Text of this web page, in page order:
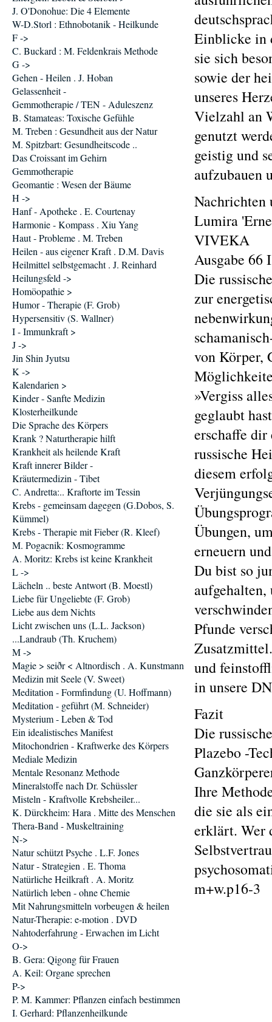
Einblicke in
sie sich
sowie der
unseres
Vielzahl an
genutzt
geistig und
aufzubauen
Nachrichten
Lumira
VIVEKA
Ausgabe 66
Die
zur
von Körper,
»Vergiss
geglaubt
erschaffe
russische
diesem
Übungen,
erneuern
Du bist so
aufgehalten,
Pfunde
und
in unsere
Fazit
Die
Plazebo -
Ihre
die sie als
erklärt. Wer
m+w.p16-3
J. O'Donohue: Die 4 Elemente
W-D.Storl : Ethnobotanik - Heilkunde
F ->
C. Buckard : M. Feldenkrais Methode
G ->
Gehen - Heilen . J. Hoban
Gelassenheit -
Gemmotherapie / TEN - Aduleszenz
B. Stamateas: Toxische Gefühle
M. Treben : Gesundheit aus der Natur
M. Spitzbart: Gesundheitscode ..
Das Croissant im Gehirn
Gemmotherapie
Geomantie : Wesen der Bäume
H ->
Hanf - Apotheke . E. Courtenay
Harmonie - Kompass . Xiu Yang
Haut - Probleme . M. Treben
Heilen - aus eigener Kraft . D.M. Davis
Heilmittel selbstgemacht . J. Reinhard
Heilungsfeld ->
Homöopathie >
Humor - Therapie (F. Grob)
Hypersensitiv (S. Wallner)
I - Immunkraft >
J ->
Jin Shin Jyutsu
K ->
Kalendarien >
Kinder - Sanfte Medizin
Klosterheilkunde
Die Sprache des Körpers
Krank ? Naturtherapie hilft
Krankheit als heilende Kraft
Kraft innerer Bilder -
Kräutermedizin - Tibet
C. Andretta:.. Kraftorte im Tessin
Krebs - gemeinsam dagegen (G.Dobos, S.
Kümmel)
Krebs - Therapie mit Fieber (R. Kleef)
M. Pogacnik: Kosmogramme
A. Moritz: Krebs ist keine Krankheit
L ->
Lächeln .. beste Antwort (B. Moestl)
Liebe für Ungeliebte (F. Grob)
Liebe aus dem Nichts
Licht zwischen uns (L.L. Jackson)
...Landraub (Th. Kruchem)
M ->
Magie > seiðr < Altnordisch . A. Kunstmann
Medizin mit Seele (V. Sweet)
Meditation - Formfindung (U. Hoffmann)
Meditation - geführt (M. Schneider)
Mysterium - Leben & Tod
Ein idealistisches Manifest
Mitochondrien - Kraftwerke des Körpers
Mediale Medizin
Mentale Resonanz Methode
Mineralstoffe nach Dr. Schüssler
Misteln - Kraftvolle Krebsheiler...
K. Dürckheim: Hara . Mitte des Menschen
Thera-Band - Muskeltraining
N->
Natur schützt Psyche . L.F. Jones
Natur - Strategien . E. Thoma
Natürliche Heilkraft . A. Moritz
Natürlich leben - ohne Chemie
Mit Nahrungsmitteln vorbeugen & heilen
Natur-Therapie: e-motion . DVD
Nahtoderfahrung - Erwachen im Licht
O->
B. Gera: Qigong für Frauen
A. Keil: Organe sprechen
P->
P. M. Kammer: Pflanzen einfach bestimmen
I. Gerhard: Pflanzenheilkunde